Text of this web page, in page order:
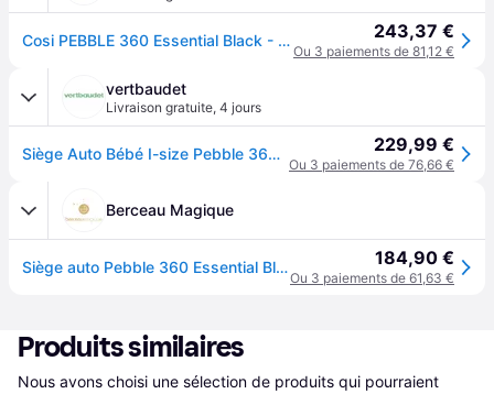
Cosi PEBBLE 360 Essential Black - MAXI COSI - Noir 243,37 €
Ou 3 paiements de 81,12 €
vertbaudet
Livraison gratuite, 4 jours
Siège Auto Bébé I-size Pebble 360 Noir Essentiel 229,99 €
Ou 3 paiements de 76,66 €
Berceau Magique
Siège auto Pebble 360 Essential Black (groupe 0+) 184,90 €
Ou 3 paiements de 61,63 €
Produits similaires
Nous avons choisi une sélection de produits qui pourraient